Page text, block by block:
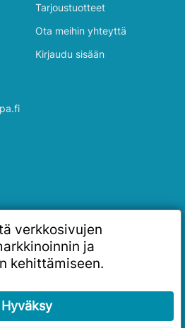
Tarjoustuotteet
Ota meihin yhteyttä
Kirjaudu sisään
verkkosivujen
ja
kehittämiseen.
Hyväksy